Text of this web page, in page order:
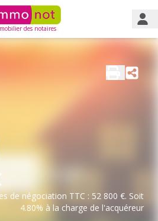
des notaires
de négociation TTC : 52 800 €. Soit
4.80% à la charge de l'acquéreur